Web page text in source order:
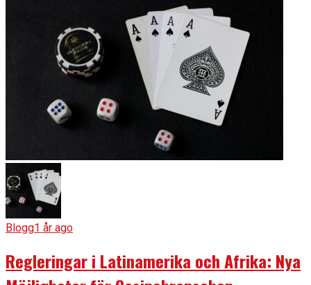
Blogg1 år ago
Regleringar i Latinamerika och Afrika: Nya